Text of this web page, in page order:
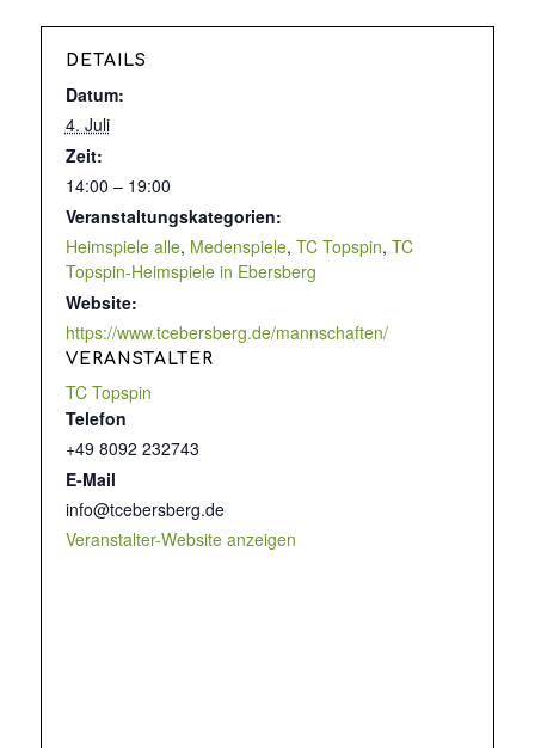
DETAILS
Datum:
4. Juli
Zeit:
14:00 – 19:00
Veranstaltungskategorien:
Heimspiele alle, Medenspiele, TC Topspin, TC
Topspin-Heimspiele in Ebersberg
Website:
https://www.tcebersberg.de/mannschaften/
VERANSTALTER
TC Topspin
Telefon
+49 8092 232743
E-Mail
info@tcebersberg.de
Veranstalter-Website anzeigen